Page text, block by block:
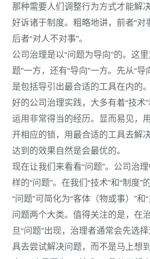
那种需要人们调整行为方式才能解
好诉诸于制度。粗略地讲，前者“对
后者“对人不对事”。
公司治理是以“问题为导向”的。这
题”一方，还有“导向”一方。先从“导
是包括导引出最合适的工具在内的
好的公司治理实践，大多有着“技术”
运用非常得当的经历。显而易见，
开相应的锁，用最合适的工具去解
达到的效果自然是会最优的。
现在让我们来看看“问题”。公司治
样的“问题”。在我们“技术”和“制度”
“问题”可简化为“客体（物或事）”和
问题两个大类。值得关注的是，在
旦“问题”出现，治理者通常会先选择
具去尝试解决问题，而不是马上想